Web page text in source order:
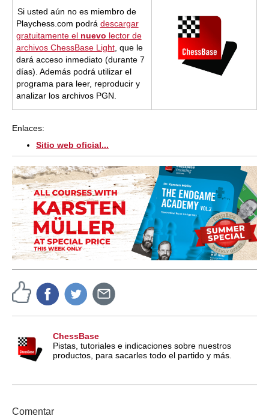
Si usted aún no es miembro de
Playchess.com podrá descargar
gratuitamente el nuevo lector de
archivos ChessBase Light, que le
dará acceso inmediato (durante 7
días). Además podrá utilizar el
programa para leer, reproducir y
analizar los archivos PGN.
Enlaces:
Sitio web oficial...
ChessBase
Pistas, tutoriales e indicaciones sobre nuestros
productos, para sacarles todo el partido y más.
Comentar